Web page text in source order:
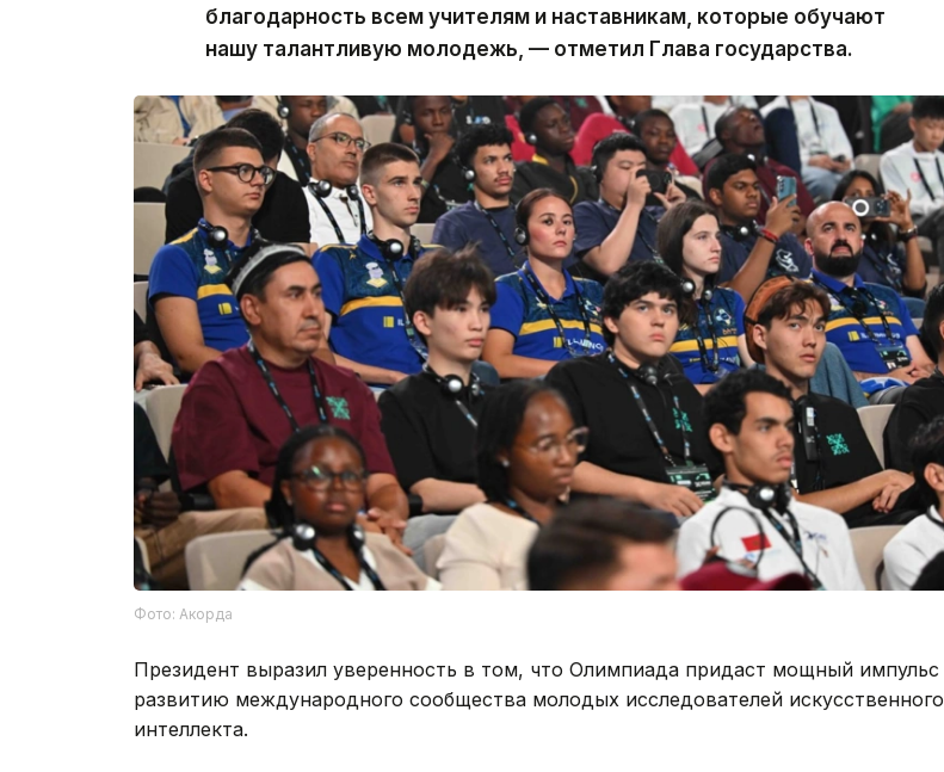
благодарность всем учителям и наставникам, которые обучают
нашу талантливую молодежь, — отметил Глава государства.
Фото: Акорда
Президент выразил уверенность в том, что Олимпиада придаст мощный импульс
развитию международного сообщества молодых исследователей искусственного
интеллекта.